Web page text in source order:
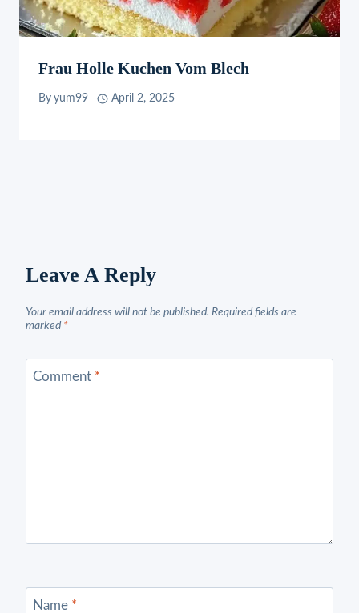
Frau Holle Kuchen Vom Blech
By yum99 April 2, 2025
Leave A Reply
Your email address will not be published. Required fields are
marked *
Comment *
Name *